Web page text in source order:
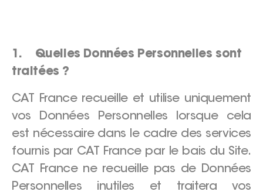
1. Quelles Données Personnelles sont
traitées ?
CAT France recueille et utilise uniquement
vos Données Personnelles lorsque cela
est nécessaire dans le cadre des services
fournis par CAT France par le bais du Site.
CAT France ne recueille pas de Données
Personnelles inutiles et traitera vos